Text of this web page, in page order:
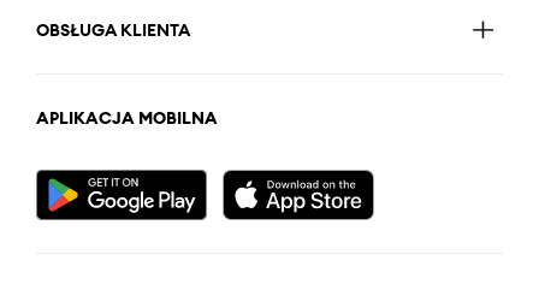
OBSŁUGA KLIENTA
APLIKACJA MOBILNA